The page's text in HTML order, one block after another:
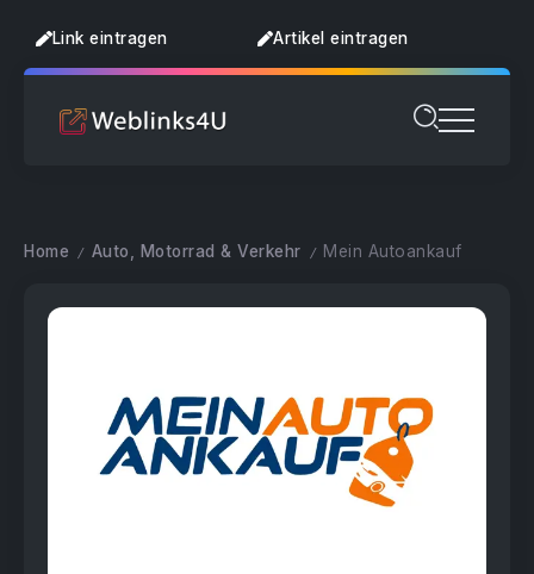
Link eintragen Artikel eintragen
Home / Auto, Motorrad & Verkehr / Mein Autoankauf